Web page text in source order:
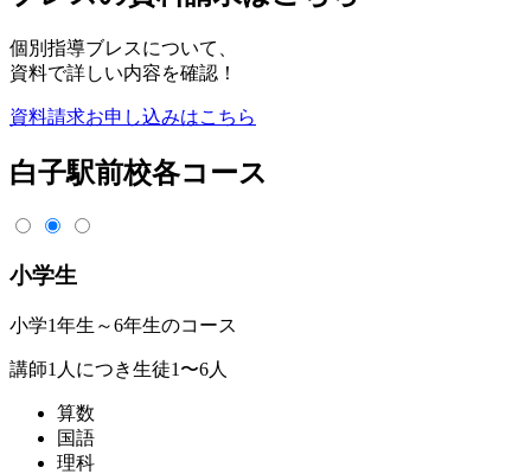
個別指導ブレスについて、
資料で詳しい内容を確認！
資料請求お申し込みはこちら
白子駅前校各コース
小学生
小学1年生～6年生のコース
講師1人につき生徒1〜6人
算数
国語
理科